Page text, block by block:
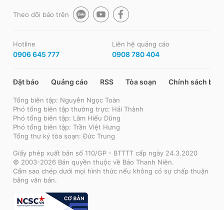
Theo dõi báo trên
Hotline
0906 645 777
Liên hệ quảng cáo
0908 780 404
Đặt báo Quảng cáo RSS Tòa soạn Chính sách bảo
Tổng biên tập: Nguyễn Ngọc Toàn
Phó tổng biên tập thường trực: Hải Thành
Phó tổng biên tập: Lâm Hiếu Dũng
Phó tổng biên tập: Trần Việt Hưng
Tổng thư ký tòa soạn: Đức Trung
Giấy phép xuất bản số 110/GP - BTTTT cấp ngày 24.3.2020
© 2003-2026 Bản quyền thuộc về Báo Thanh Niên.
Cấm sao chép dưới mọi hình thức nếu không có sự chấp thuận
bằng văn bản.